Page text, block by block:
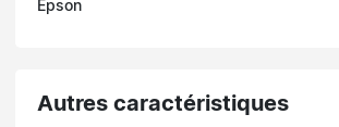
Epson
Autres caractéristiques